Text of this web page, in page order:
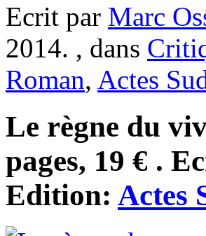
Ecrit par Marc
2014. , dans
Roman, Actes
Le règne du
pages, 19 € .
Edition: Actes